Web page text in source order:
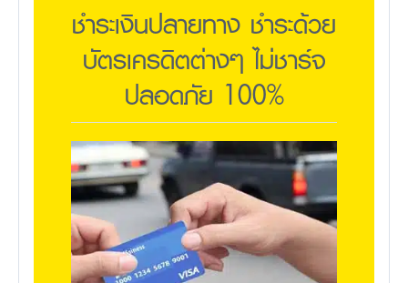
ชำระเงินปลายทาง ชำระด้วย
บัตรเครดิตต่างๆ ไม่ชาร์จ
ปลอดภัย 100%